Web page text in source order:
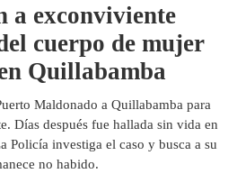
a exconviviente
cuerpo de mujer
Quillabamba
Maldonado a Quillabamba para
Días después fue hallada sin vida en
Policía investiga el caso y busca a su
no habido.